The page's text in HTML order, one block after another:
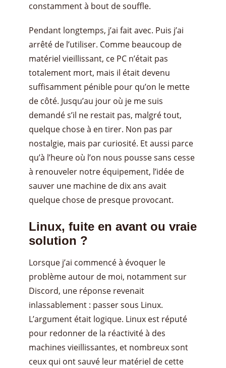
constamment à bout de souffle.
Pendant longtemps, j’ai fait avec. Puis j’ai
arrêté de l’utiliser. Comme beaucoup de
matériel vieillissant, ce PC n’était pas
totalement mort, mais il était devenu
suffisamment pénible pour qu’on le mette
de côté. Jusqu’au jour où je me suis
demandé s’il ne restait pas, malgré tout,
quelque chose à en tirer. Non pas par
nostalgie, mais par curiosité. Et aussi parce
qu’à l’heure où l’on nous pousse sans cesse
à renouveler notre équipement, l’idée de
sauver une machine de dix ans avait
quelque chose de presque provocant.
Linux, fuite en avant ou vraie
solution ?
Lorsque j’ai commencé à évoquer le
problème autour de moi, notamment sur
Discord, une réponse revenait
inlassablement : passer sous Linux.
L’argument était logique. Linux est réputé
pour redonner de la réactivité à des
machines vieillissantes, et nombreux sont
ceux qui ont sauvé leur matériel de cette